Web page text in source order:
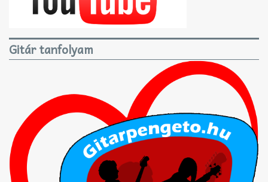
Gitár tanfolyam